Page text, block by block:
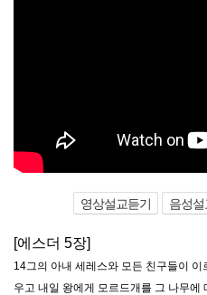
영상설교듣기 음성
[에스더 5장]
14그의 아내 세레스와 모든 친구들이
우고 내일 왕에게 모르드개를 그 나무에